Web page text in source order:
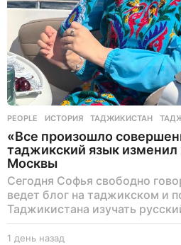
PEOPLE ИСТОРИЯ ,ТАДЖИКИСТАН ,
«Все произошло
таджикский язык
Москвы
Сегодня Софья свободно
ведет блог на таджикском и
Таджикистана изучать
1 день назад